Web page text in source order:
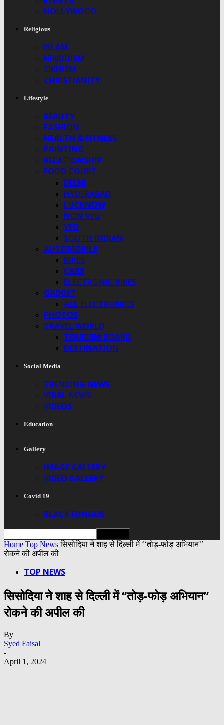
HOLLYWOOD
Religious
ISLAM
HINDUISM
SIKHISM
CHRISTIANITY
Lifestyle
BEAUTY
FASHION
HEALTH & FITNESS
PAINTING
RELATIONSHIP
FOOD COURT
DELHI
HYDERABAD
LUCKNOW
NON VEG
VEG
SOUTH INDIAN
AUTOMOBILE
BIKES
CARS
ELECTRONIC BIKES
GADGET
ALL ELECTRONICS
PHOTOS
TRAVEL WORLD
TOURISM BOARD
DESTINATION
Social Media
TRENDING NEWS
VIRAL NEWS
VIDEOS
Education
Gallery
IMAGE GALLERY
VIDEO GALLERY
Covid 19
BLACK FUNGUS
Home Top News सिसोदिया ने शाह से दिल्ली में ‘‘तोड़-फोड़ अभियान’’
रोकने की अपील की
TOP NEWS
सिसोदिया ने शाह से दिल्ली में ‘‘तोड़-फोड़ अभियान’’
रोकने की अपील की
By
Syed Faisal
-
April 1, 2024